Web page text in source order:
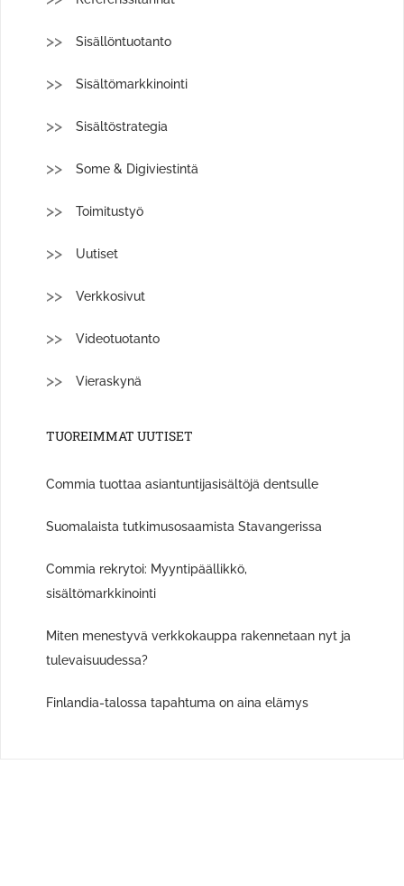
Sisällöntuotanto
Sisältömarkkinointi
Sisältöstrategia
Some & Digiviestintä
Toimitustyö
Uutiset
Verkkosivut
Videotuotanto
Vieraskynä
TUOREIMMAT UUTISET
Commia tuottaa asiantuntijasisältöjä dentsulle
Suomalaista tutkimusosaamista Stavangerissa
Commia rekrytoi: Myyntipäällikkö,
sisältömarkkinointi
Miten menestyvä verkkokauppa rakennetaan nyt ja
tulevaisuudessa?
Finlandia-talossa tapahtuma on aina elämys